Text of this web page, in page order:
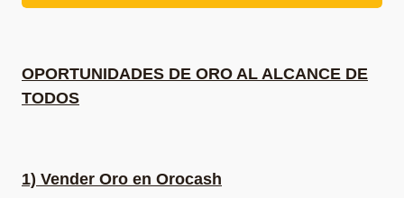
OPORTUNIDADES DE ORO AL ALCANCE DE
TODOS
1) Vender Oro en Orocash